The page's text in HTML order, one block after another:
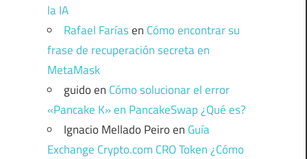
la IA
Rafael Faríasen Cómo encontrar su
frase de recuperación secreta en
MetaMask
guidoen Cómo solucionar el error
«Pancake K» en PancakeSwap ¿Qué es?
Ignacio Mellado Peiroen Guía
Exchange Crypto.com CRO Token ¿Cómo